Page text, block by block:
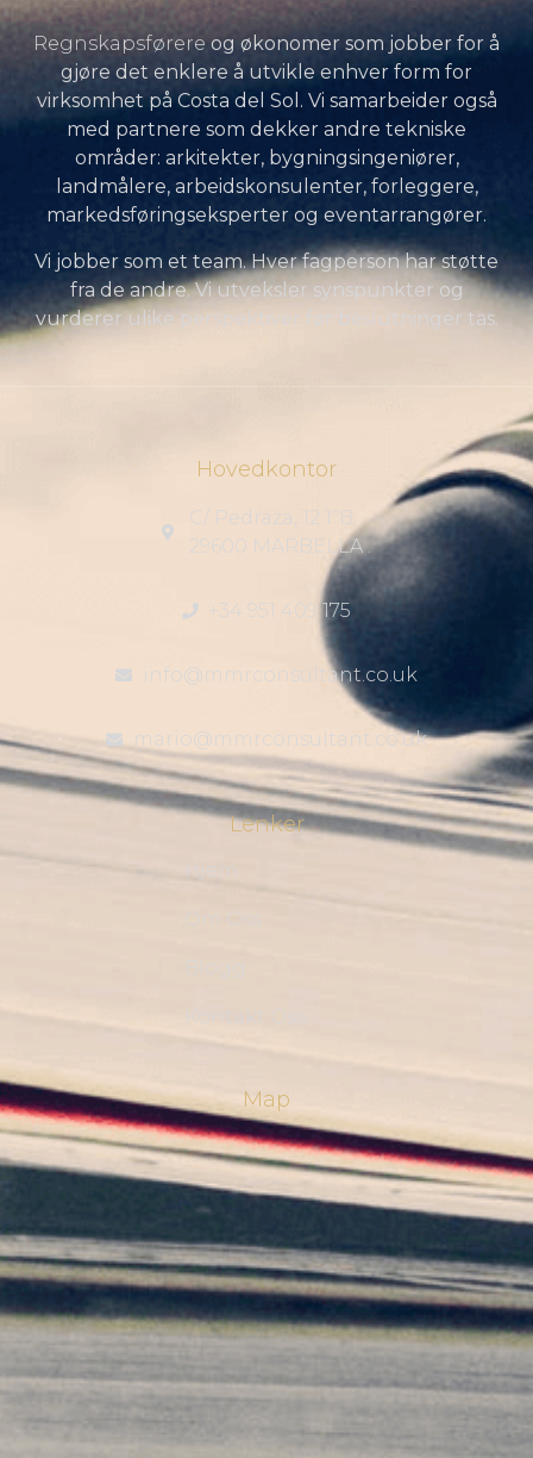
Regnskapsførereog økonomer som jobber for å
gjøre det enklere å utvikle enhver form for
virksomhet på Costa del Sol. Vi samarbeider også
med partnere som dekker andre tekniske
områder: arkitekter, bygningsingeniører,
landmålere, arbeidskonsulenter, forleggere,
markedsføringseksperter og eventarrangører.
Vi jobber som et team. Hver fagperson har støtte
fra de andre. Vi utveksler synspunkter og
vurderer ulike perspektiver før beslutninger tas.
Hovedkontor
C/ Pedraza, 12 1ºB
29600 MARBELLA .
+34 951 409 175
info@mmrconsultant.co.uk
mario@mmrconsultant.co.uk
Lenker
Hjem
Map